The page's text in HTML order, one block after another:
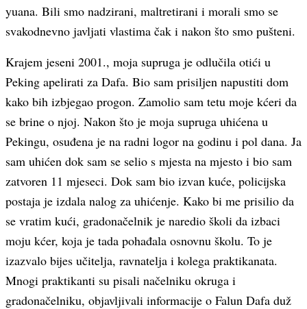
yuana. Bili smo nadzirani, maltretirani i morali smo se
svakodnevno javljati vlastima čak i nakon što smo pušteni.
Krajem jeseni 2001., moja supruga je odlučila otići u
Peking apelirati za Dafa. Bio sam prisiljen napustiti dom
kako bih izbjegao progon. Zamolio sam tetu moje kćeri da
se brine o njoj. Nakon što je moja supruga uhićena u
Pekingu, osuđena je na radni logor na godinu i pol dana. Ja
sam uhićen dok sam se selio s mjesta na mjesto i bio sam
zatvoren 11 mjeseci. Dok sam bio izvan kuće, policijska
postaja je izdala nalog za uhićenje. Kako bi me prisilio da
se vratim kući, gradonačelnik je naredio školi da izbaci
moju kćer, koja je tada pohađala osnovnu školu. To je
izazvalo bijes učitelja, ravnatelja i kolega praktikanata.
Mnogi praktikanti su pisali načelniku okruga i
gradonačelniku, objavljivali informacije o Falun Dafa duž